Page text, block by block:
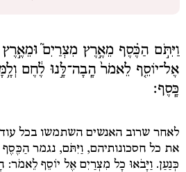
וַיִּתֹּ֣ם הַכֶּ֗סֶף מֵאֶ֣רֶץ מִצְרַיִם֮ וּמֵאֶ֣רֶץ
אֶל־יוֹסֵ֤ף לֵאמֹר֙ הָֽבָה־לָּ֣נוּ לֶ֔חֶם
כָּֽסֶף׃
לאחר שרוב האנשים השתמשו בכל
את כל חסכונותיהם, וַיִּתֹּם, נגמר הַכֶּסֶף
כְּנַעַן. וַיָּבֹאוּ כָל מִצְרַיִם אֶל יוֹסֵף לֵאמֹר: